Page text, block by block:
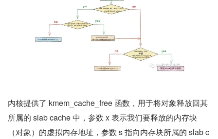
内核提供了 kmem_cache_free 函数，用于将对象释放回其
所属的 slab cache 中，参数 x 表示我们要释放的内存块
（对象）的虚拟内存地址，参数 s 指向内存块所属的 slab c